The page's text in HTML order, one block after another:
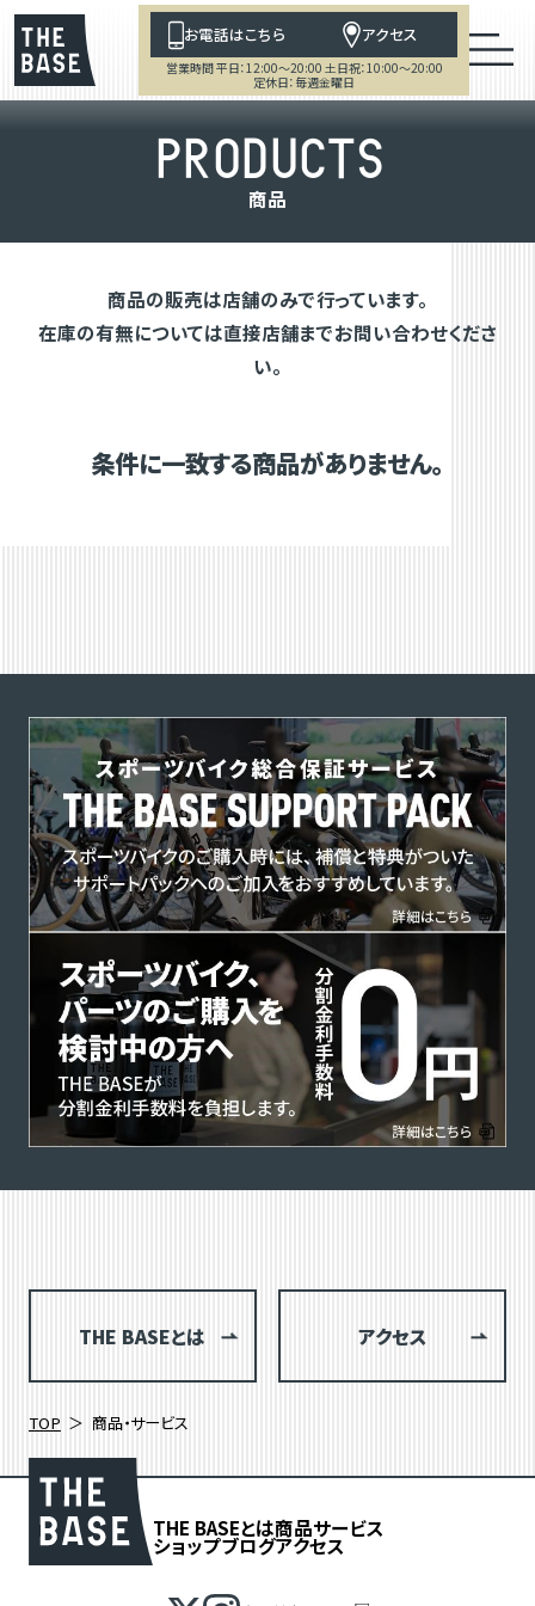
お電話はこちら アクセス
営業時間 平日：12:00～20:00 土日祝：10:00～20:00
定休日：毎週金曜日
PRODUCTS
商品
商品の販売は店舗のみで行っています。
在庫の有無については直接店舗までお問い合わせくださ
い。
条件に一致する商品がありません。
THE BASEとは アクセス
TOP 商品・サービス
THE BASEとは商品サービス
ショップブログアクセス